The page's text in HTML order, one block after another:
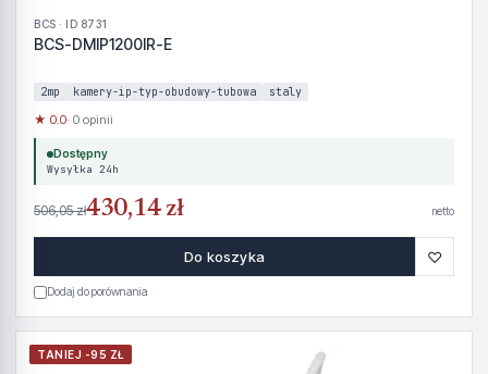
BCS · ID 8731
BCS-DMIP1200IR-E
2mp kamery-ip-typ-obudowy-tubowa staly
★ 0.0· 0 opinii
Dostępny
Wysyłka 24h
506,05 zł430,14 zł netto
Do koszyka ♡
Dodaj do porównania
TANIEJ -95 ZŁ